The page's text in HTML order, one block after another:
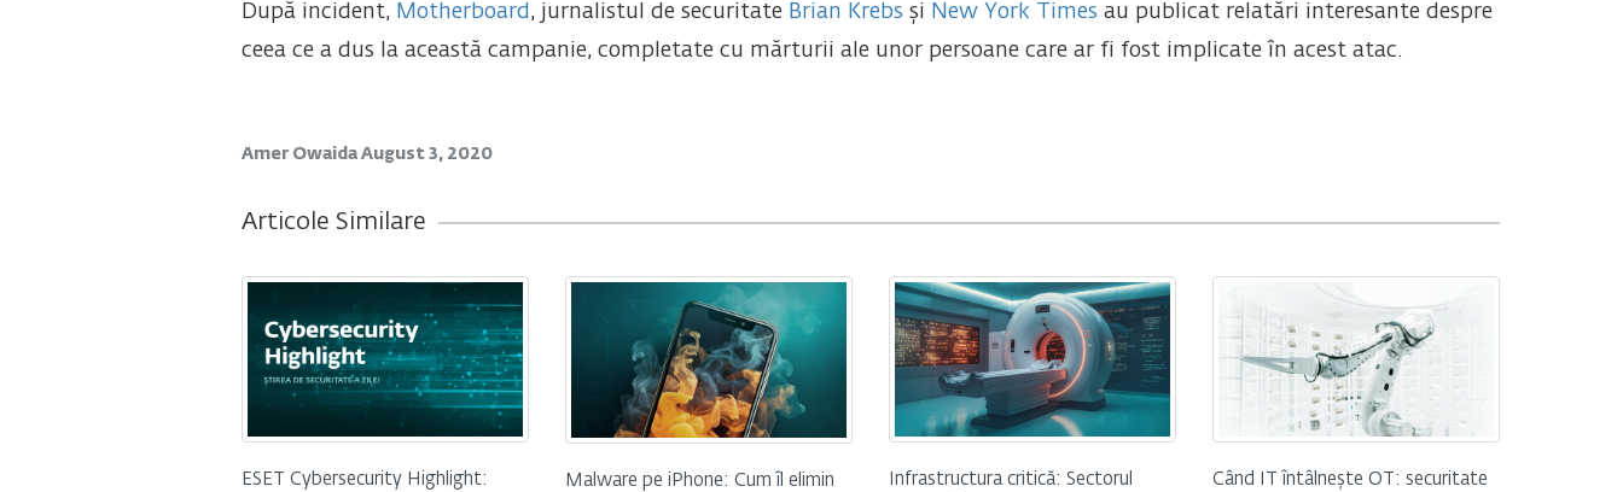
După incident,Motherboard , jurnalistul de securitate Brian Krebs și New York Times au publicat relatări interesante despre
ceea ce a dus la această campanie, completate cu mărturii ale unor persoane care ar fi fost implicate în acest atac.
Amer Owaida August 3, 2020
Articole Similare
ESET Cybersecurity Highlight:
Malware pe iPhone: Cum îl elimin
Infrastructura critică: Sectorul
Când IT întâlnește OT: securitate